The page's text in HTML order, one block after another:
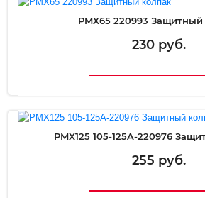
PMX65 220993 Защитный
230 руб.
PMX125 105-125A-220976
255 руб.